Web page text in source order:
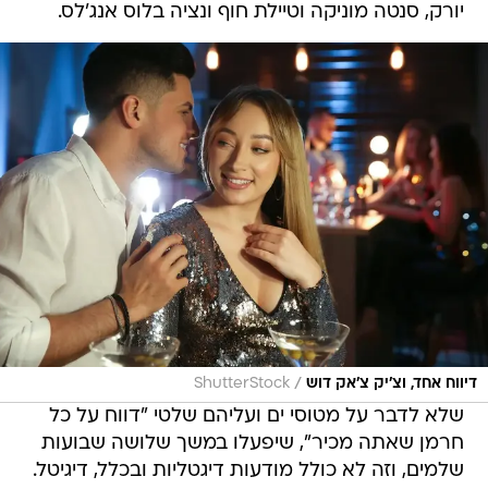
יורק, סנטה מוניקה וטיילת חוף ונציה בלוס אנג'לס.
דיווח אחד, וצ׳יק צ׳אק דוש /
ShutterStock
שלא לדבר על מטוסי ים ועליהם שלטי "דווח על כל
חרמן שאתה מכיר", שיפעלו במשך שלושה שבועות
שלמים, וזה לא כולל מודעות דיגטליות ובכלל, דיגיטל.